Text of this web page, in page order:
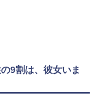
9割は、彼女いま